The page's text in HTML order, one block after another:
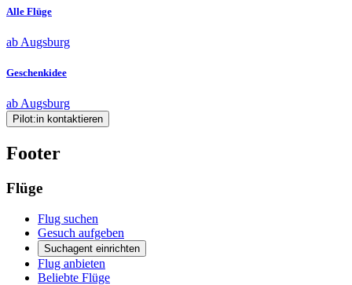
Alle Flüge
ab Augsburg
Geschenkidee
ab Augsburg
Pilot:in kontaktieren
Footer
Flüge
Flug suchen
Gesuch aufgeben
Suchagent einrichten
Flug anbieten
Beliebte Flüge